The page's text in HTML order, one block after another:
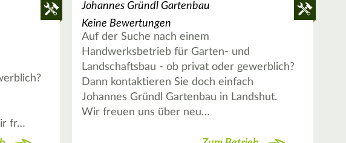
fr…
Johannes Gründl Gartenbau
Keine Bewertungen
Auf der Suche nach einem
Handwerksbetrieb für Garten- und
Landschaftsbau - ob privat oder gewerblich?
Dann kontaktieren Sie doch einfach
Johannes Gründl Gartenbau in Landshut.
Wir freuen uns über neu…